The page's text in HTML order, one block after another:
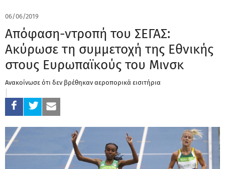
06/06/2019
Απόφαση-ντροπή του ΣΕΓΑΣ:
Ακύρωσε τη συμμετοχή της Εθνικής
στους Ευρωπαϊκούς του Μινσκ
Ανακοίνωσε ότι δεν βρέθηκαν αεροπορικά εισιτήρια